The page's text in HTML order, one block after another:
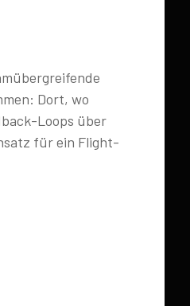
Dort, wo
Loops über
für ein Flight-